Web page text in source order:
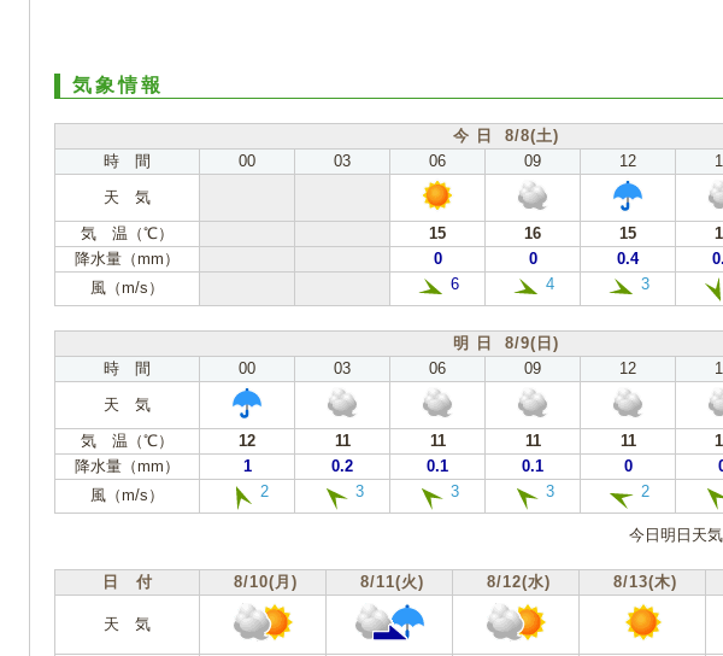
気象情報
今 日 8/8(土)
時 間
00 03 06 09 12
天 気
気 温（℃）
15 16 15
降水量（mm）
0 0 0.4
風（m/s）
6 4 3
明 日 8/9(日)
時 間
00 03 06 09 12
天 気
気 温（℃）
12 11 11 11 11
降水量（mm）
1 0.2 0.1 0.1 0
風（m/s）
2 3 3 3 2
今日明日天
日 付 8/10(月) 8/11(火) 8/12(水) 8/13(木)
天 気